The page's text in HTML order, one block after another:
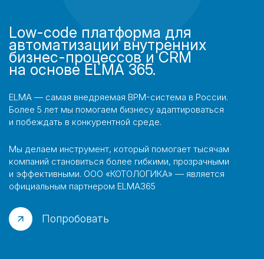
Low-code платформа для
автоматизации внутренних
бизнес-процессов и CRM
на основе ELMA 365.
ELMA — самая внедряемая BPM-система в России.
Более 5 лет мы помогаем бизнесу адаптироваться
и побеждать в конкурентной среде.
Мы делаем инструмент, который помогает тысячам
компаний становиться более гибкими, прозрачными
и эффективными. ООО «КОТОЛОГИКА» — является
официальным партнером ELMA365
Попробовать